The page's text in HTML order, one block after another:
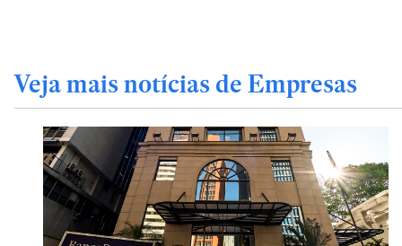
Veja mais notícias de Empresas